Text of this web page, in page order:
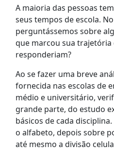
A maioria das pessoas
seus tempos de escola.
perguntássemos sobre
que marcou sua trajetória
responderiam?
Ao se fazer uma breve
fornecida nas escolas de
médio e universitário,
grande parte, do estudo
básicos de cada
o alfabeto, depois sobre
até mesmo a divisão